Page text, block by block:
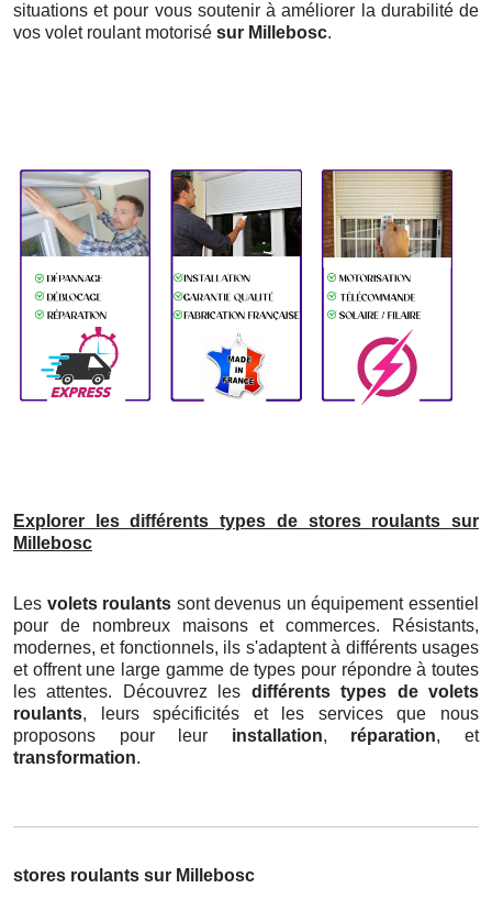
situations et pour vous soutenir à améliorer la durabilité de
vos volet roulant motorisé sur Millebosc.
Explorer les différents types de stores roulants sur
Millebosc
Les volets roulants sont devenus un équipement essentiel
pour de nombreux maisons et commerces. Résistants,
modernes, et fonctionnels, ils s'adaptent à différents usages
et offrent une large gamme de types pour répondre à toutes
les attentes. Découvrez les différents types de volets
roulants, leurs spécificités et les services que nous
proposons pour leur installation, réparation, et
transformation.
stores roulants sur Millebosc